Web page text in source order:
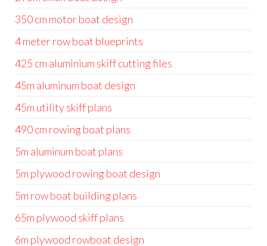
350 cm motor boat design
4 meter row boat blueprints
425 cm aluminium skiff cutting files
45m aluminum boat design
45m utility skiff plans
490 cm rowing boat plans
5m aluminum boat plans
5m plywood rowing boat design
5m row boat building plans
65m plywood skiff plans
6m plywood rowboat design